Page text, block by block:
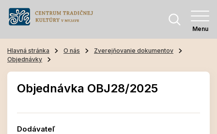
Menu
Hlavná stránka O nás
Zverejňovanie dokumentov
Objednávky
Objednávka OBJ28/2025
Dodávateľ